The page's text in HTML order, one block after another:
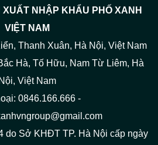
XUẤT NHẬP KHẨU PHỐ XANH
VIỆT NAM
Thanh Xuân, Hà Nội, Việt Nam
Hà, Tố Hữu, Nam Từ Liêm, Hà
Nội, Việt Nam
0846.166.666 -
do Sở KHĐT TP. Hà Nội cấp ngày